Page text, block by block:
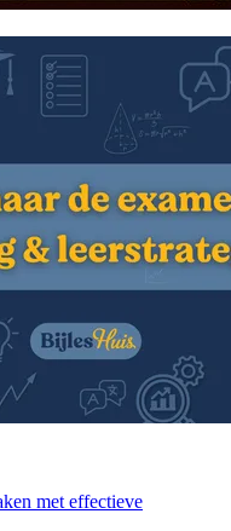
met effectieve